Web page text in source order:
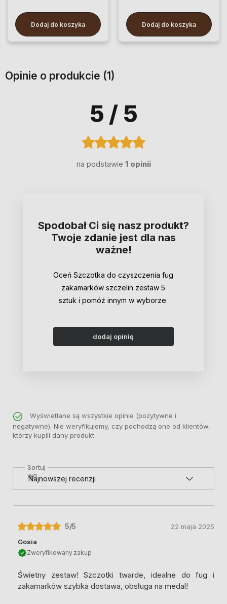
Dodaj do koszyka Dodaj do koszyka
Opinie o produkcie (1)
5 / 5
na podstawie 1 opinii
Spodobał Ci się nasz produkt?
Twoje zdanie jest dla nas
ważne!
Oceń Szczotka do czyszczenia fug
zakamarków szczelin zestaw 5
sztuk i pomóż innym w wyborze.
dodaj opinię
Wyświetlane są wszystkie opinie (pozytywne i
negatywne). Nie weryfikujemy, czy pochodzą one od klientów,
którzy kupili dany produkt.
Sortuj
wg
5/5
Gosia
Zweryfikowany zakup
Świetny zestaw! Szczotki twarde, idealne do fug i
zakamarków szybka dostawa, obsługa na medal!
22 maja 2025